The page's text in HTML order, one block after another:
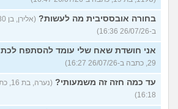
בחורה אובססיבית מה לעשות?
ב-26/07/26 16:36)
אני חושדת שאח שלי עומד להסתפח לכת
29, כתבה ב-26/07/26 16:27)
עד כמה חזה זה משמעותי?
16:18)